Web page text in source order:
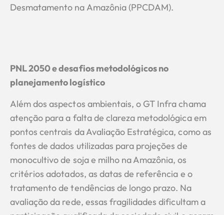
Desmatamento na Amazônia (PPCDAM).
PNL 2050 e desafios metodológicos no
planejamento logístico
Além dos aspectos ambientais, o GT Infra chama
atenção para a falta de clareza metodológica em
pontos centrais da Avaliação Estratégica, como as
fontes de dados utilizadas para projeções de
monocultivo de soja e milho na Amazônia, os
critérios adotados, as datas de referência e o
tratamento de tendências de longo prazo. Na
avaliação da rede, essas fragilidades dificultam a